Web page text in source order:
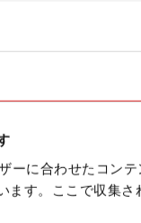
ーに合わせたコン
ます。ここで収集